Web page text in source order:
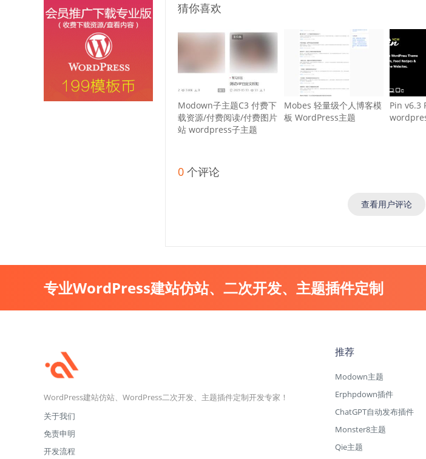
猜你喜欢
Modown子主题C3 付费下
载资源/付费阅读/付费图片
站 wordpress子主题
Mobes 轻量级个人博客模
板 WordPress主题
Pin v6.3
0 个评论
查看用户评论
专业WordPress建站仿站、二次开发、主题插件定制
WordPress建站仿站、WordPress二次开发、主题插件定制开发专家！
关于我们
免责申明
开发流程
推荐
Modown主题
Erphpdown插件
ChatGPT自动发布插件
Monster8主题
Qie主题